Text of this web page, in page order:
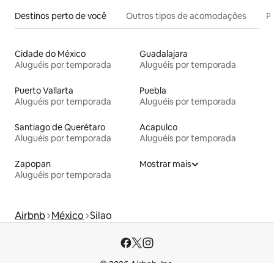
Destinos perto de você Outros tipos de acomodações
Cidade do México
Aluguéis por temporada
Guadalajara
Aluguéis por temporada
Puerto Vallarta
Aluguéis por temporada
Puebla
Aluguéis por temporada
Santiago de Querétaro
Aluguéis por temporada
Acapulco
Aluguéis por temporada
Zapopan
Aluguéis por temporada
Mostrar mais
Airbnb México Silao